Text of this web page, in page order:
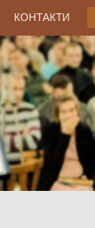
КОНТАКТИ